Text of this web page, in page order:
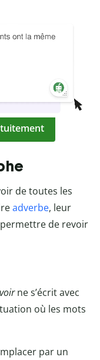
de toutes les
adverbe, leur
de revoir
voirne s’écrit avec
où les mots
par un